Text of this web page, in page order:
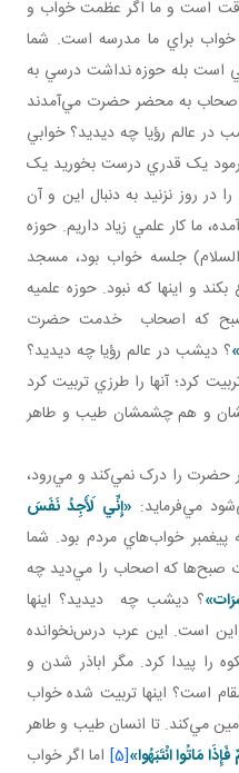
است و ما اگر عظمت خواب و
براي ما مدرسه است. شما
است بله حوزه نداشت درسي به
به محضر حضرت مي‌آمدند
در عالم رؤيا چه ديديد؟ خوابي
يک قدري درست بخوريد يک
در روز نزنيد به دنبال اين و آن
ما کار علمي زياد داريم. حوزه
السلام) جلسه خواب بود، مسجد
و اينها که نبود. حوزه علميه
که اصحاب خدمت حضرت
؟ ديشب در عالم رؤيا چه ديديد؟
کرد؛ آنها را طرزي تربيت کرد
و هم چشمشان طيب و طاهر
را درک نمي‌کند و مي‌رود،
مي‌فرمايد: «إِنِّي لَأَجِدُ نَفَسَ
پيغمبر خواب‌هاي مردم بود. شما
صبح‌ها که اصحاب را مي‌ديد چه
؟ ديشب چه ديديد؟ اينها
است. اين عرب درس‌نخوانده
پيدا کرد. مگر اباذر شدن و
است؟ اينها تربيت شده خواب
مي‌کند. تا انسان طيب و طاهر
مَاتُوا انْتَبَهُوا»[5]
اما اگر خواب